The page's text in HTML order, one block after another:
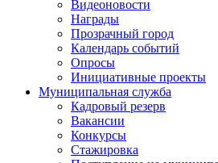
Видеоновости
Награды
Прозрачный город
Календарь событий
Опросы
Инициативные проекты
Муниципальная служба
Кадровый резерв
Вакансии
Конкурсы
Стажировка